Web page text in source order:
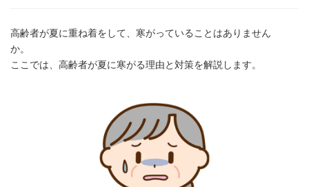
高齢者が夏に重ね着をして、寒がっていることはありません
か。
ここでは、高齢者が夏に寒がる理由と対策を解説します。